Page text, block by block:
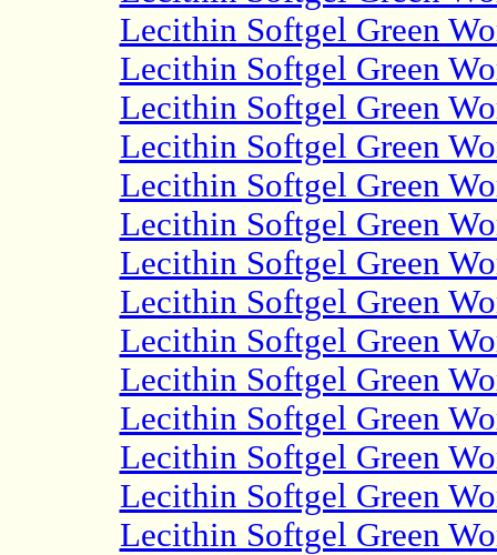
Lecithin Softgel Green
Lecithin Softgel Green
Lecithin Softgel Green
Lecithin Softgel Green
Lecithin Softgel Green
Lecithin Softgel Green
Lecithin Softgel Green
Lecithin Softgel Green
Lecithin Softgel Green
Lecithin Softgel Green
Lecithin Softgel Green
Lecithin Softgel Green
Lecithin Softgel Green
Lecithin Softgel Green